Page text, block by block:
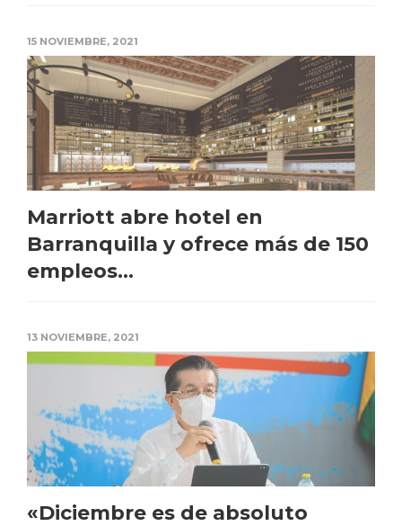
15 NOVIEMBRE, 2021
Marriott abre hotel en
Barranquilla y ofrece más de 150
empleos...
13 NOVIEMBRE, 2021
«Diciembre es de absoluto